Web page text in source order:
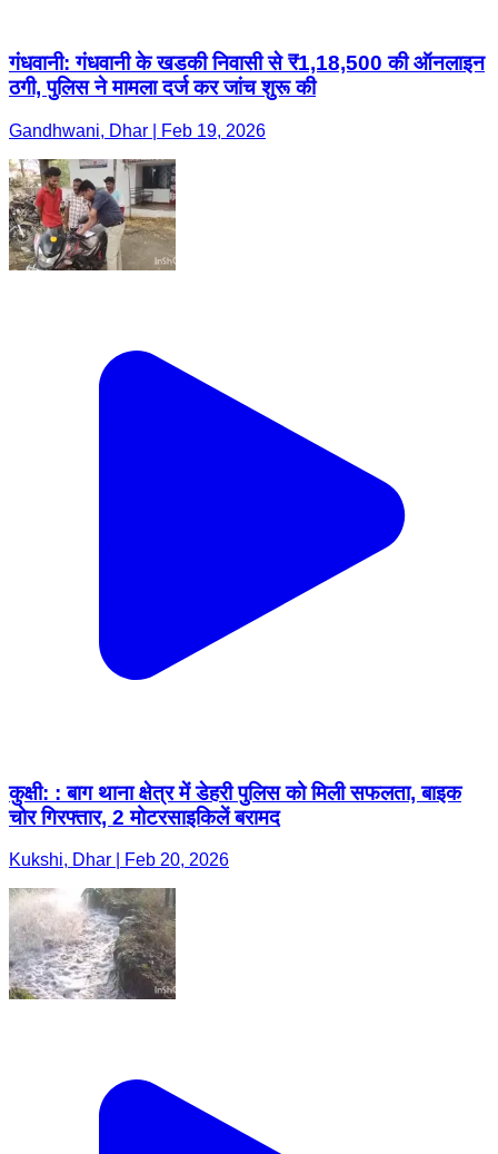
गंधवानी: गंधवानी के खडकी निवासी से ₹1,18,500 की ऑनलाइन
ठगी, पुलिस ने मामला दर्ज कर जांच शुरू की
Gandhwani, Dhar | Feb 19, 2026
कुक्षी: : बाग थाना क्षेत्र में डेहरी पुलिस को मिली सफलता, बाइक
चोर गिरफ्तार, 2 मोटरसाइकिलें बरामद
Kukshi, Dhar | Feb 20, 2026